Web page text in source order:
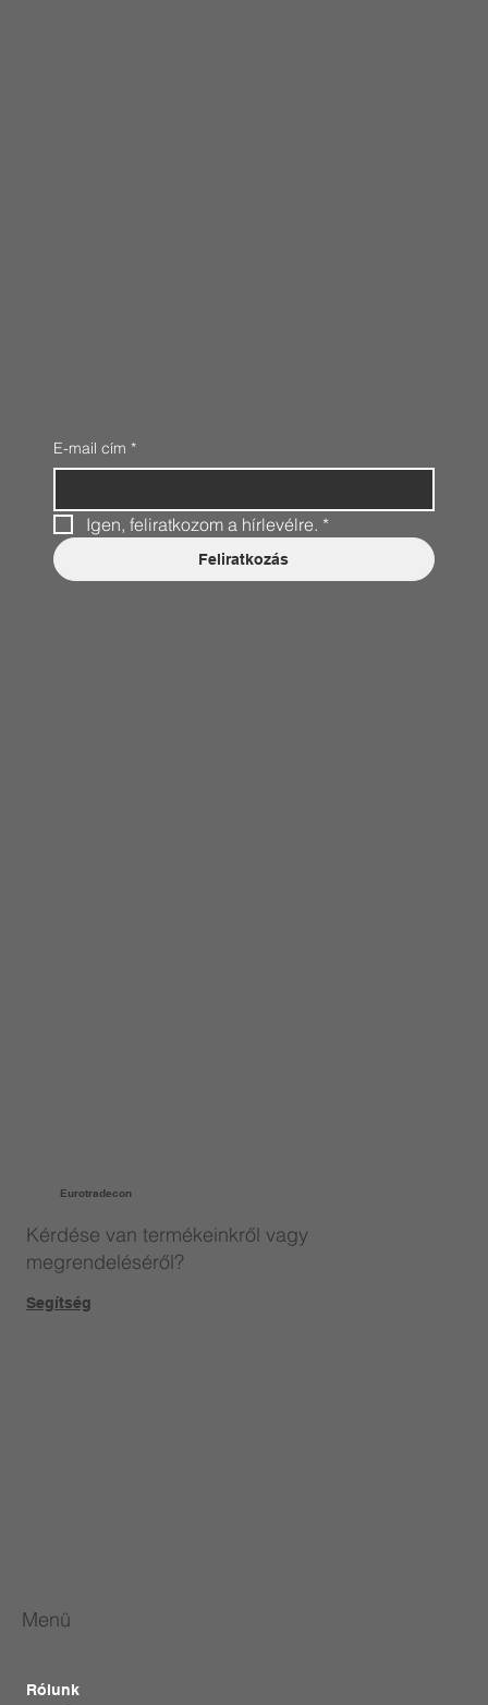
Eurotradecon
Kérdése van termékeinkről vagy
megrendeléséről?
Segítség
E-mail cím *
Igen, feliratkozom a hírlevélre. *
Feliratkozás
Menü
Rólunk